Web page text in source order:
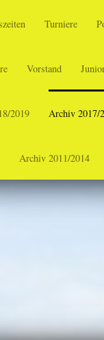
Turniere
Vorstand
2019 Archiv 2017/
Archiv 2011/2014